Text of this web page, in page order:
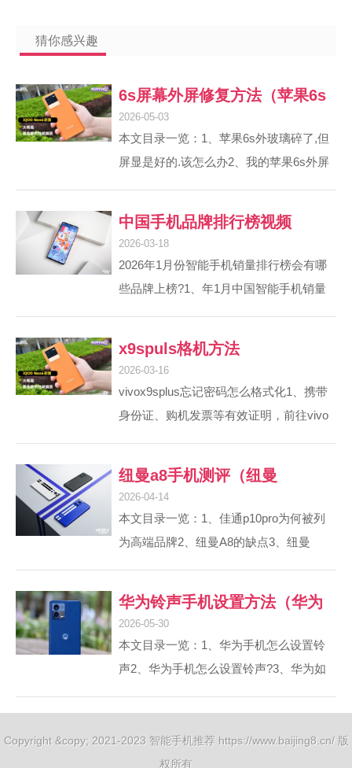
猜你感兴趣
6s屏幕外屏修复方法（苹果6s
2026-05-03
本文目录一览：1、苹果6s外玻璃碎了,但
屏显是好的.该怎么办2、我的苹果6s外屏
屏幕总成坏了怎么办?4、有大神知道苹果
6s屏幕的外屏碎了,去售后维修大概要多少
钱吗5、iphone6s屏幕碎了怎么办6、苹果
独更换外屏，无需换整屏，一般是20...
中国手机品牌排行榜视频
2026-03-18
2026年1月份智能手机销量排行榜会有哪
些品牌上榜?1、年1月中国智能手机销量
额16%，销量430万台，主要依赖麒麟芯
片供应恢复及Mate 80系列热销，75%机型
搭载纯血鸿蒙系统，鸿蒙生态用户突破
品牌）、vivo（含iQOO）、小米，市场
份...
x9spuls格机方法
2026-03-16
vivox9splus忘记密码怎么格式化1、携带
身份证、购机发票等有效证明，前往vivo
能，选择所在的省市进行查询。使用vivo
账号的安全问题重置锁屏密码：同样是在
锁屏界面连续输入多次错误密码（至少五
案。2、如果vivo x9s plus手机忘记密...
纽曼a8手机测评（纽曼
2026-04-14
本文目录一览：1、佳通p10pro为何被列
为高端品牌2、纽曼A8的缺点3、纽曼
高端品牌1、佳通P10 235 50 19轮胎适配
大众途观L是比较不错的选择。从车企原
配情况来看，除了途观L PRO外，大众的
华为铃声手机设置方法（华为
2026-05-30
本文目录一览：1、华为手机怎么设置铃
声2、华为手机怎么设置铃声?3、华为如
地音乐作为铃声5、华为怎么设置手机铃
声6、华为手机如何设置声音与铃声华为
手机怎么设置铃声点击桌面上的【设
Copyright &copy; 2021-2023 智能手机推荐 https://www.baijing8.cn/ 版
权所有